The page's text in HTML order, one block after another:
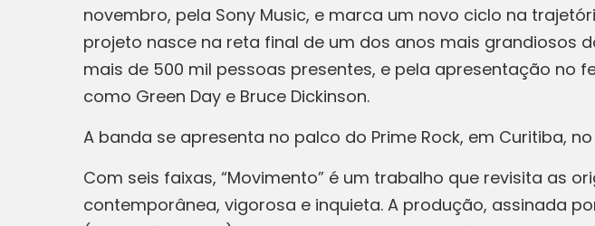
novembro, pela Sony Music, e marca um novo ciclo na
projeto nasce na reta final de um dos anos mais grandiosos
mais de 500 mil pessoas presentes, e pela apresentação no
como Green Day e Bruce Dickinson.
A banda se apresenta no palco do Prime Rock, em Curitiba,
Com seis faixas, “Movimento” é um trabalho que revisita as
contemporânea, vigorosa e inquieta. A produção, assinada